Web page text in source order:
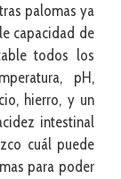
palomas ya
capacidad de
todos los
pH,
hierro, y un
intestinal
cuál puede
para poder